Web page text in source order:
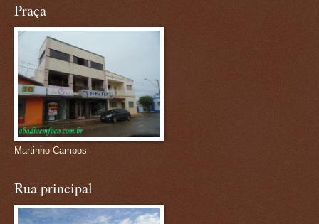
Praça
Martinho Campos
Rua principal